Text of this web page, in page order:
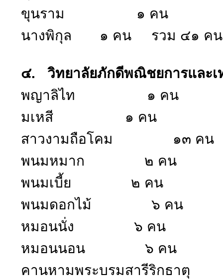
ขุนราม ๑ คน
นางพิกุล ๑ คน รวม ๔๑ คน
๔. วิทยาลัยภักดีพณิชยการและเ
พญาลิไท ๑ คน
มเหสี ๑ คน
สาวงามถือโคม ๑๓ คน
พนมหมาก ๒ คน
พนมเบี้ย ๒ คน
พนมดอกไม้ ๖ คน
หมอนนั่ง ๖ คน
หมอนนอน ๖ คน
คานหามพระบรมสารีริกธา